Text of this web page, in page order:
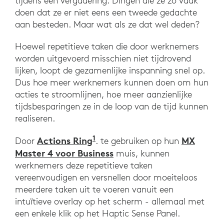
doen dat ze er niet eens een tweede gedachte
aan besteden. Maar wat als ze dat wel deden?
Hoewel repetitieve taken die door werknemers
worden uitgevoerd misschien niet tijdrovend
lijken, loopt de gezamenlijke inspanning snel op.
Dus hoe meer werknemers kunnen doen om hun
acties te stroomlijnen, hoe meer aanzienlijke
tijdsbesparingen ze in de loop van de tijd kunnen
realiseren.
Door Actions Ring1. te gebruiken op hun MX
Master 4 voor Business muis, kunnen
werknemers deze repetitieve taken
vereenvoudigen en versnellen door moeiteloos
meerdere taken uit te voeren vanuit een
intuïtieve overlay op het scherm - allemaal met
een enkele klik op het Haptic Sense Panel.